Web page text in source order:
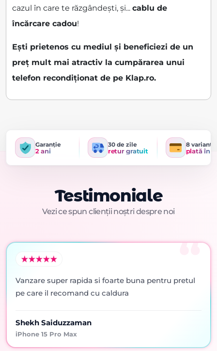
cazul în care te răzgândești, și... cablu de
încărcare cadou!
Ești prietenos cu mediul și beneficiezi de un
preț mult mai atractiv la cumpărarea unui
telefon recondiționat de pe Klap.ro.
Garanție
2 ani
30 de zile
retur gratuit
8 variante
plată în
Testimoniale
Vezi ce spun clienții noștri despre noi
Vanzare super rapida si foarte buna pentru pretul
pe care il recomand cu caldura
Shekh Saiduzzaman
iPhone 15 Pro Max